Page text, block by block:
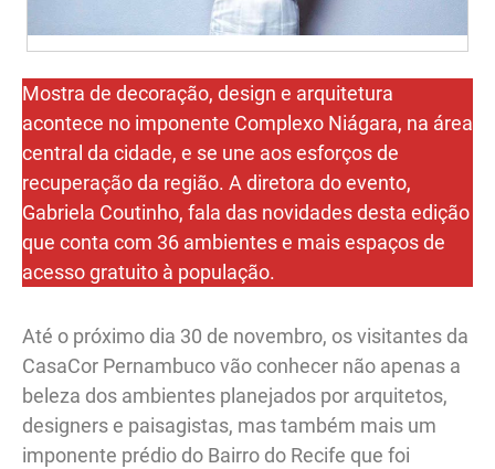
Mostra de decoração, design e arquitetura
acontece no imponente Complexo Niágara, na área
central da cidade, e se une aos esforços de
recuperação da região. A diretora do evento,
Gabriela Coutinho, fala das novidades desta edição
que conta com 36 ambientes e mais espaços de
acesso gratuito à população.
Até o próximo dia 30 de novembro, os visitantes da
CasaCor Pernambuco vão conhecer não apenas a
beleza dos ambientes planejados por arquitetos,
designers e paisagistas, mas também mais um
imponente prédio do Bairro do Recife que foi